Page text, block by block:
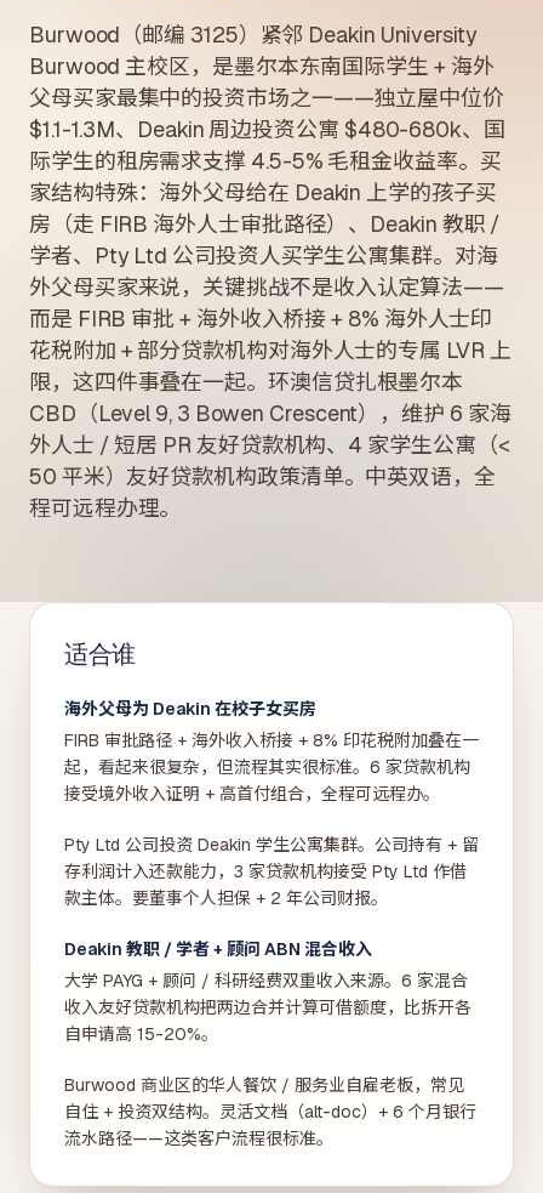
Burwood（邮编 3125）紧邻 Deakin University
Burwood 主校区，是墨尔本东南国际学生 + 海外
父母买家最集中的投资市场之一——独立屋中位价
$1.1-1.3M、Deakin 周边投资公寓 $480-680k、国
际学生的租房需求支撑 4.5-5% 毛租金收益率。买
家结构特殊：海外父母给在 Deakin 上学的孩子买
房（走 FIRB 海外人士审批路径）、Deakin 教职 /
学者、Pty Ltd 公司投资人买学生公寓集群。对海
外父母买家来说，关键挑战不是收入认定算法——
而是 FIRB 审批 + 海外收入桥接 + 8% 海外人士印
花税附加 + 部分贷款机构对海外人士的专属 LVR 上
限，这四件事叠在一起。环澳信贷扎根墨尔本
CBD（Level 9, 3 Bowen Crescent），维护 6 家海
外人士 / 短居 PR 友好贷款机构、4 家学生公寓（<
50 平米）友好贷款机构政策清单。中英双语，全
程可远程办理。
适合谁
海外父母为 Deakin 在校子女买房
FIRB 审批路径 + 海外收入桥接 + 8% 印花税附加叠在一
起，看起来很复杂，但流程其实很标准。6 家贷款机构
接受境外收入证明 + 高首付组合，全程可远程办。
Pty Ltd 公司投资 Deakin 学生公寓集群。公司持有 + 留
存利润计入还款能力，3 家贷款机构接受 Pty Ltd 作借
款主体。要董事个人担保 + 2 年公司财报。
Deakin 教职 / 学者 + 顾问 ABN 混合收入
大学 PAYG + 顾问 / 科研经费双重收入来源。6 家混合
收入友好贷款机构把两边合并计算可借额度，比拆开各
自申请高 15-20%。
Burwood 商业区的华人餐饮 / 服务业自雇老板，常见
自住 + 投资双结构。灵活文档（alt-doc）+ 6 个月银行
流水路径——这类客户流程很标准。